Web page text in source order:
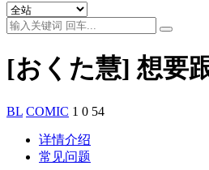
[おくた慧] 想要
BL COMIC 1 0 54
详情介绍
常见问题